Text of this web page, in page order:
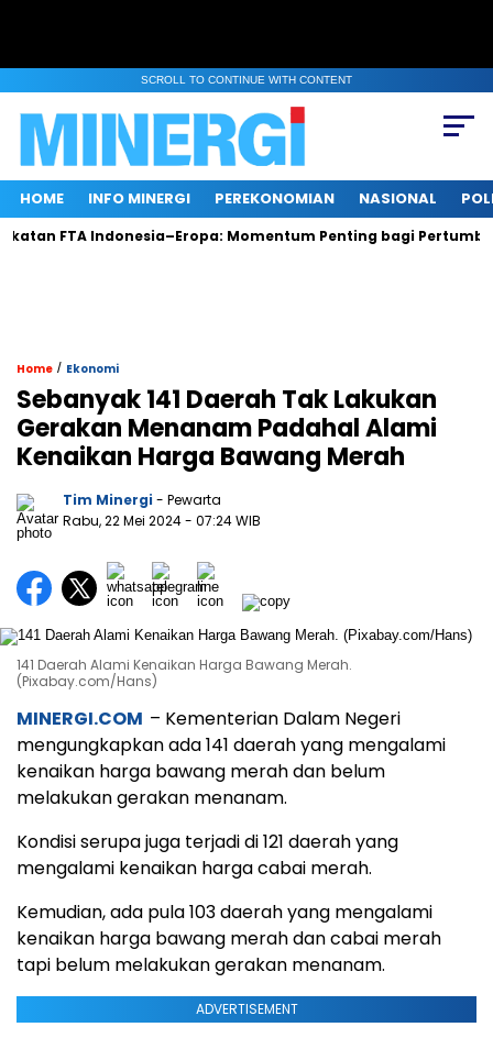
SCROLL TO CONTINUE WITH CONTENT
HOME INFO MINERGI PEREKONOMIAN NASIONAL
Indonesia–Eropa: Momentum Penting bagi Pertumbuhan
Home / Ekonomi
Sebanyak 141 Daerah Tak Lakukan
Gerakan Menanam Padahal Alami
Kenaikan Harga Bawang Merah
Tim Minergi - Pewarta
Rabu, 22 Mei 2024- 07:24 WIB
141 Daerah Alami Kenaikan Harga Bawang Merah.
(Pixabay.com/Hans)
MINERGI.COM – Kementerian Dalam Negeri
mengungkapkan ada 141 daerah yang mengalami
kenaikan harga bawang merah dan belum
melakukan gerakan menanam.
Kondisi serupa juga terjadi di 121 daerah yang
mengalami kenaikan harga cabai merah.
Kemudian, ada pula 103 daerah yang mengalami
kenaikan harga bawang merah dan cabai merah
tapi belum melakukan gerakan menanam.
ADVERTISEMENT